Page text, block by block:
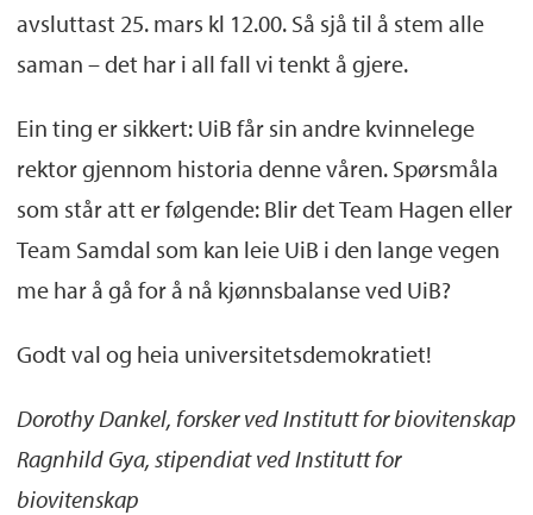
avsluttast 25. mars kl 12.00. Så sjå til å stem alle
saman – det har i all fall vi tenkt å gjere.
Ein ting er sikkert: UiB får sin andre kvinnelege
rektor gjennom historia denne våren. Spørsmåla
som står att er følgende: Blir det Team Hagen eller
Team Samdal som kan leie UiB i den lange vegen
me har å gå for å nå kjønnsbalanse ved UiB?
Godt val og heia universitetsdemokratiet!
Dorothy Dankel, forsker ved Institutt for biovitenskap
Ragnhild Gya, stipendiat ved Institutt for
biovitenskap